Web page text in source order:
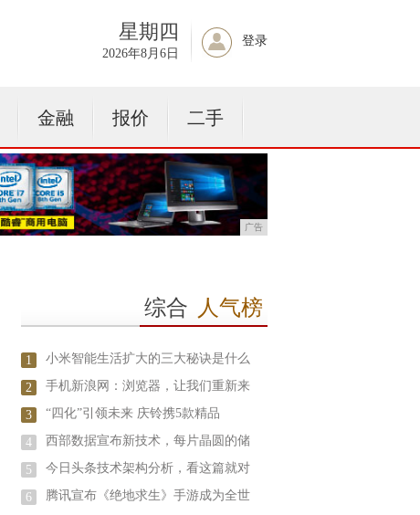
星期四
2026年8月6日
登录
金融 报价 二手
广告
综合 人气榜
1 小米智能生活扩大的三大秘诀是什么
2 手机新浪网：浏览器，让我们重新来
3 “四化”引领未来 庆铃携5款精品
4 西部数据宣布新技术，每片晶圆的储
5 今日头条技术架构分析，看这篇就对
6 腾讯宣布《绝地求生》手游成为全世